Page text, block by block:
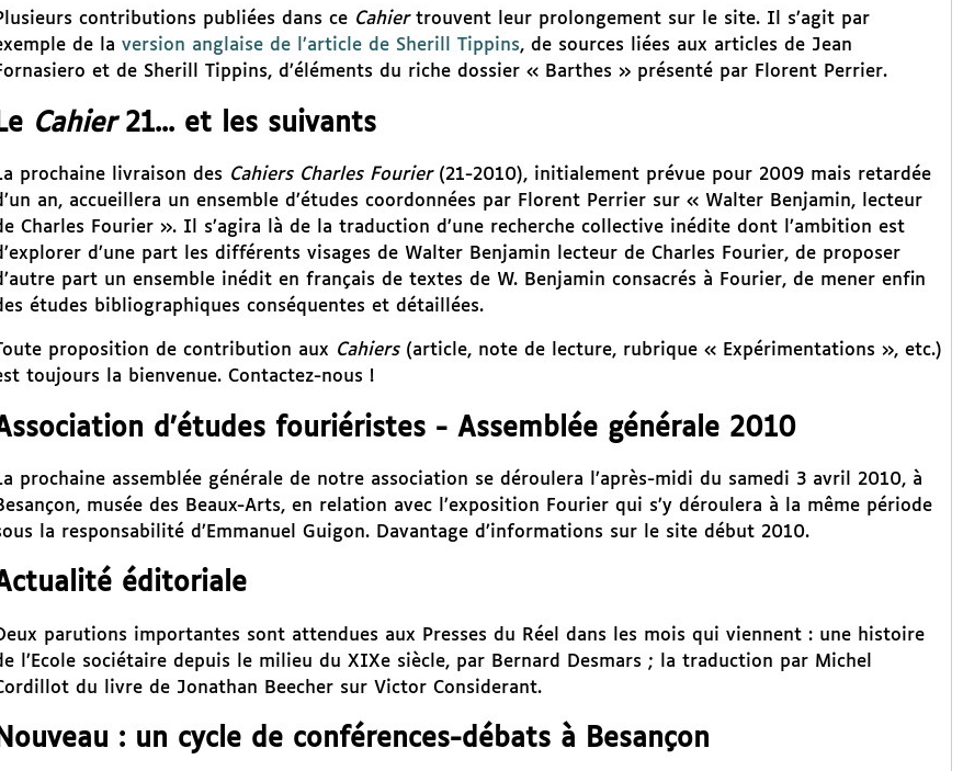
contributions publiées dans ce Cahiertrouvent leur prolongement sur le site. Il s’agit par
de la version anglaise de l’article de Sherill Tippins, de sources liées aux articles de Jean
et de Sherill Tippins, d’éléments du riche dossier « Barthes » présenté par Florent Perrier.
Le Cahier21... et les suivants
prochaine livraison des Cahiers Charles Fourier(21-2010), initialement prévue pour 2009 mais retardée
an, accueillera un ensemble d’études coordonnées par Florent Perrier sur « Walter Benjamin, lecteur
Charles Fourier ». Il s’agira là de la traduction d’une recherche collective inédite dont l’ambition est
d’une part les différents visages de Walter Benjamin lecteur de Charles Fourier, de proposer
part un ensemble inédit en français de textes de W. Benjamin consacrés à Fourier, de mener enfin
études bibliographiques conséquentes et détaillées.
proposition de contribution aux Cahiers (article, note de lecture, rubrique « Expérimentations », etc.)
toujours la bienvenue. Contactez-nous !
d’études fouriéristes - Assemblée générale 2010
prochaine assemblée générale de notre association se déroulera l’après-midi du samedi 3 avril 2010, à
musée des Beaux-Arts, en relation avec l’exposition Fourier qui s’y déroulera à la même période
la responsabilité d’Emmanuel Guigon. Davantage d’informations sur le site début 2010.
éditoriale
parutions importantes sont attendues aux Presses du Réel dans les mois qui viennent : une histoire
l’Ecole sociétaire depuis le milieu du XIXe siècle, par Bernard Desmars ; la traduction par Michel
du livre de Jonathan Beecher sur Victor Considerant.
Nouveau : un cycle de conférences-débats à Besançon